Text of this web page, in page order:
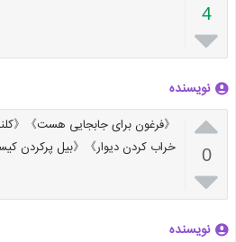
4

نویسنده

0

《فرغون برای جابجایی هست》
خراب کردن دیوار》《بیل پرکردن
نویسنده